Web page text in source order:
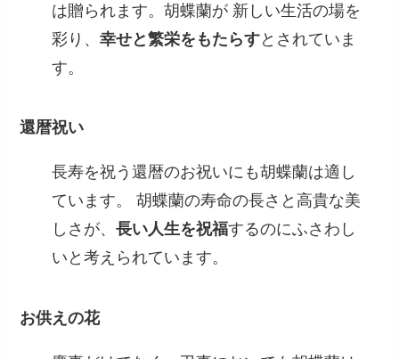
は贈られます。胡蝶蘭が 新しい生活の場を
彩り、幸せと繁栄をもたらすとされていま
す。
還暦祝い
長寿を祝う還暦のお祝いにも胡蝶蘭は適し
ています。 胡蝶蘭の寿命の長さと高貴な美
しさが、長い人生を祝福するのにふさわし
いと考えられています。
お供えの花